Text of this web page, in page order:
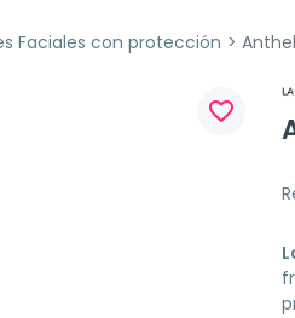
Faciales con protección
favorite_border